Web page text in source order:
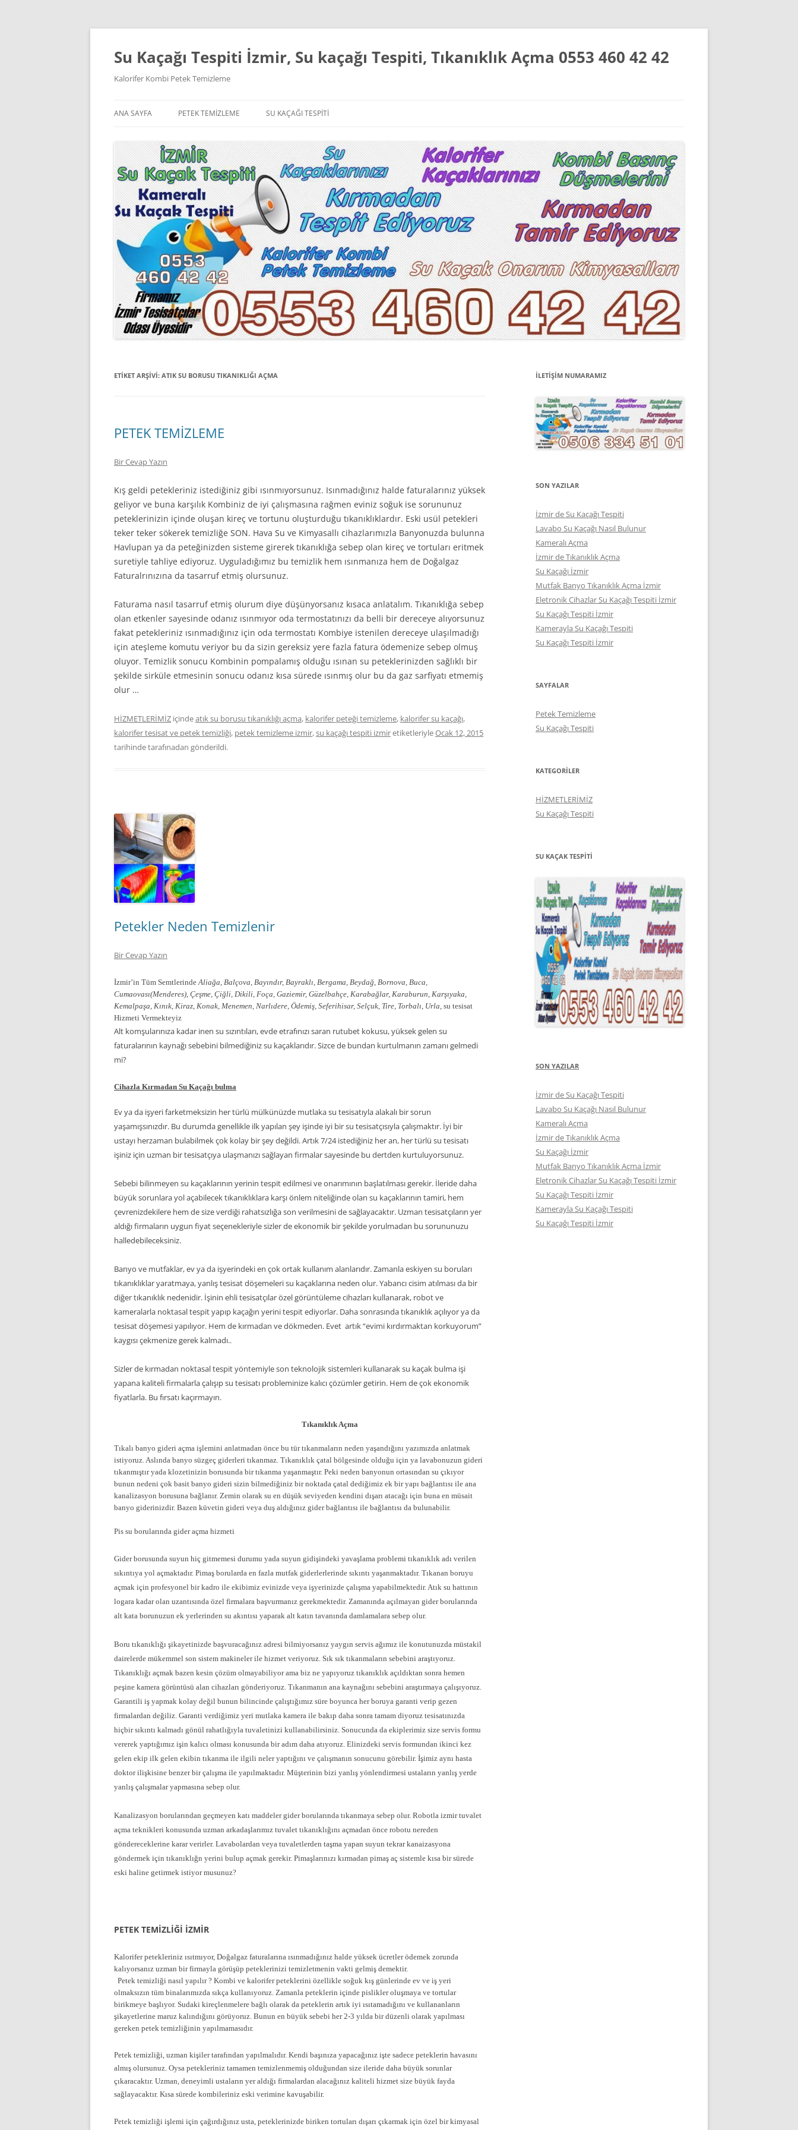
İçeriğe
Su Kaçağı Tespiti İzmir, Su kaçağı Tespiti, Tıkanıklık Açma 0553 460 42 42
Kalorifer Kombi Petek Temizleme
ANA SAYFA PETEK TEMIZLEME SU KAÇAĞI TESPITI
ETIKET ARŞIVI: ATIK SU BORUSU TIKANIKLIĞI AÇMA
PETEK TEMİZLEME
Bir Cevap Yazın
Kış geldi petekleriniz istediğiniz gibi ısınmıyorsunuz. Isınmadığınız halde faturalarınız yüksek
geliyor ve buna karşılık Kombiniz de iyi çalışmasına rağmen eviniz soğuk ise sorununuz
peteklerinizin içinde oluşan kireç ve tortunu oluşturduğu tıkanıklıklardır. Eski usül petekleri
teker teker sökerek temizliğe SON. Hava Su ve Kimyasallı cihazlarımızla Banyonuzda bulunna
Havlupan ya da peteğinizden sisteme girerek tıkanıklığa sebep olan kireç ve tortuları eritmek
suretiyle tahliye ediyoruz. Uyguladığımız bu temizlik hem ısınmanıza hem de Doğalgaz
Faturalrınızına da tasarruf etmiş olursunuz.
Faturama nasıl tasarruf etmiş olurum diye düşünyorsanız kısaca anlatalım. Tıkanıklığa sebep
olan etkenler sayesinde odanız ısınmıyor oda termostatınızı da belli bir dereceye alıyorsunuz
fakat petekleriniz ısınmadığınız için oda termostatı Kombiye istenilen dereceye ulaşılmadığı
için ateşleme komutu veriyor bu da sizin gereksiz yere fazla fatura ödemenize sebep olmuş
oluyor. Temizlik sonucu Kombinin pompalamış olduğu ısınan su peteklerinizden sağlıklı bir
şekilde sirküle etmesinin sonucu odanız kısa sürede ısınmış olur bu da gaz sarfiyatı etmemiş
olur …
HİZMETLERİMİZ içindeatık su borusu tıkanıklığı açma, kalorifer peteği temizleme, kalorifer su kaçağı,
kalorifer tesisat ve petek temizliği, petek temizleme izmir,su kaçağı tespiti izmiretiketleriyleOcak 12, 2015
tarihindetarafınadan gönderildi.
Petekler Neden Temizlenir
Bir Cevap Yazın
İzmir’in Tüm SemtlerindeAliağa, Balçova, Bayındır, Bayraklı, Bergama, Beydağ, Bornova, Buca,
Cumaovası(Menderes), Çeşme, Çiğli, Dikili, Foça, Gaziemir, Güzelbahçe, Karabağlar, Karaburun, Karşıyaka,
Kemalpaşa, Kınık, Kiraz, Konak, Menemen, Narlıdere, Ödemiş, Seferihisar, Selçuk, Tire, Torbalı, Urla, su tesisat
Hizmeti Vermekteyiz
Alt komşularınıza kadar inen su sızıntıları, evde etrafınızı saran rutubet kokusu, yüksek gelen su
faturalarının kaynağı sebebini bilmediğiniz su kaçaklarıdır. Sizce de bundan kurtulmanın zamanı gelmedi
mi?
Cihazla Kırmadan Su Kaçağı bulma
Ev ya da işyeri farketmeksizin her türlü mülkünüzde mutlaka su tesisatıyla alakalı bir sorun
yaşamışsınızdır. Bu durumda genellikle ilk yapılan şey işinde iyi bir su tesisatçısıyla çalışmaktır. İyi bir
ustayı herzaman bulabilmek çok kolay bir şey değildi. Artık 7/24 istediğiniz her an, her türlü su tesisatı
işiniz için uzman bir tesisatçıya ulaşmanızı sağlayan firmalar sayesinde bu dertden kurtuluyorsunuz.
Sebebi bilinmeyen su kaçaklarının yerinin tespit edilmesi ve onarımının başlatılması gerekir. İleride daha
büyük sorunlara yol açabilecek tıkanıklıklara karşı önlem niteliğinde olan su kaçaklarının tamiri, hem
çevrenizdekilere hem de size verdiği rahatsızlığa son verilmesini de sağlayacaktır. Uzman tesisatçıların yer
aldığı firmaların uygun fiyat seçenekleriyle sizler de ekonomik bir şekilde yorulmadan bu sorununuzu
halledebileceksiniz.
Banyo ve mutfaklar, ev ya da işyerindeki en çok ortak kullanım alanlarıdır. Zamanla eskiyen su boruları
tıkanıklıklar yaratmaya, yanlış tesisat döşemeleri su kaçaklarına neden olur. Yabancı cisim atılması da bir
diğer tıkanıklık nedenidir. İşinin ehli tesisatçılar özel görüntüleme cihazları kullanarak, robot ve
kameralarla noktasal tespit yapıp kaçağın yerini tespit ediyorlar. Daha sonrasında tıkanıklık açılıyor ya da
tesisat döşemesi yapılıyor. Hem de kırmadan ve dökmeden. Evet artık “evimi kırdırmaktan korkuyorum”
kaygısı çekmenize gerek kalmadı..
Sizler de kırmadan noktasal tespit yöntemiyle son teknolojik sistemleri kullanarak su kaçak bulma işi
yapana kaliteli firmalarla çalışıp su tesisatı probleminize kalıcı çözümler getirin. Hem de çok ekonomik
fiyatlarla. Bu fırsatı kaçırmayın.
Tıkanıklık Açma
Tıkalı banyo gideri açma işlemini anlatmadan önce bu tür tıkanmaların neden yaşandığını yazımızda anlatmak
istiyoruz. Aslında banyo süzgeç giderleri tıkanmaz. Tıkanıklık çatal bölgesinde olduğu için ya lavabonuzun gideri
tıkanmıştır yada klozetinizin borusunda bir tıkanma yaşanmaştır. Peki neden banyonun ortasından su çıkıyor
bunun nedeni çok basit banyo gideri sizin bilmediğiniz bir noktada çatal dediğimiz ek bir yapı bağlantısı ile ana
kanalizasyon borusuna bağlanır. Zemin olarak su en düşük seviyeden kendini dışarı atacağı için buna en müsait
banyo giderinizdir. Bazen küvetin gideri veya duş aldığınız gider bağlantısı ile bağlantısı da bulunabilir.
Pis su borularında gider açma hizmeti
Gider borusunda suyun hiç gitmemesi durumu yada suyun gidişindeki yavaşlama problemi tıkanıklık adı verilen
sıkıntıya yol açmaktadır. Pimaş borularda en fazla mutfak giderlerlerinde sıkıntı yaşanmaktadır. Tıkanan boruyu
açmak için profesyonel bir kadro ile ekibimiz evinizde veya işyerinizde çalışma yapabilmektedir. Atık su hattının
logara kadar olan uzantısında özel firmalara başvurmanız gerekmektedir. Zamanında açılmayan gider borularında
alt kata borunuzun ek yerlerinden su akıntısı yaparak alt katın tavanında damlamalara sebep olur.
Boru tıkanıklığı şikayetinizde başvuracağınız adresi bilmiyorsanız yaygın servis ağımız ile konutunuzda müstakil
dairelerde mükemmel son sistem makineler ile hizmet veriyoruz. Sık sık tıkanmaların sebebini araştıyoruz.
Tıkanıklığı açmak bazen kesin çözüm olmayabiliyor ama biz ne yapıyoruz tıkanıklık açıldıktan sonra hemen
peşine kamera görüntüsü alan cihazları gönderiyoruz. Tıkanmanın ana kaynağını sebebini araştırmaya çalışıyoruz.
Garantili iş yapmak kolay değil bunun bilincinde çalıştığımız süre boyunca her boruya garanti verip gezen
firmalardan değiliz. Garanti verdiğimiz yeri mutlaka kamera ile bakıp daha sonra tamam diyoruz tesisatınızda
hiçbir sıkıntı kalmadı gönül rahatlığıyla tuvaletinizi kullanabilirsiniz. Sonucunda da ekiplerimiz size servis formu
vererek yaptığımız işin kalıcı olması konusunda bir adım daha atıyoruz. Elinizdeki servis formundan ikinci kez
gelen ekip ilk gelen ekibin tıkanma ile ilgili neler yaptığını ve çalışmanın sonucunu görebilir. İşimiz aynı hasta
doktor ilişkisine benzer bir çalışma ile yapılmaktadır. Müşterinin bizi yanlış yönlendirmesi ustaların yanlış yerde
yanlış çalışmalar yapmasına sebep olur.
Kanalizasyon borularından geçmeyen katı maddeler gider borularında tıkanmaya sebep olur. Robotla izmir tuvalet
açma teknikleri konusunda uzman arkadaşlarımız tuvalet tıkanıklığını açmadan önce robotu nereden
göndereceklerine karar verirler. Lavabolardan veya tuvaletlerden taşma yapan suyun tekrar kanaizasyona
göndermek için tıkanıklığn yerini bulup açmak gerekir. Pimaşlarınızı kırmadan pimaş aç sistemle kısa bir sürede
eski haline getirmek istiyor musunuz?
PETEK TEMİZLİĞİ İZMİR
Kalorifer petekleriniz ısıtmıyor, Doğalgaz faturalarına ısınmadığınız halde yüksek ücretler ödemek zorunda
kalıyorsanız uzman bir firmayla görüşüp peteklerinizi temizletmenin vakti gelmiş demektir.
Petek temizliği nasıl yapılır ? Kombi ve kalorifer peteklerini özellikle soğuk kış günlerinde ev ve iş yeri
olmaksızın tüm binalarımızda sıkça kullanıyoruz. Zamanla peteklerin içinde pislikler oluşmaya ve tortular
birikmeye başlıyor. Sudaki kireçlenmelere bağlı olarak da peteklerin artık iyi ısıtamadığını ve kullananların
şikayetlerine maruz kalındığını görüyoruz. Bunun en büyük sebebi her 2-3 yılda bir düzenli olarak yapılması
gereken petek temizliğinin yapılmamasıdır.
Petek temizliği, uzman kişiler tarafından yapılmalıdır. Kendi başınıza yapacağınız işte sadece peteklerin havasını
almış olursunuz. Oysa petekleriniz tamamen temizlenmemiş olduğundan size ileride daha büyük sorunlar
çıkaracaktır. Uzman, deneyimli ustaların yer aldığı firmalardan alacağınız kaliteli hizmet size büyük fayda
sağlayacaktır. Kısa sürede kombileriniz eski verimine kavuşabilir.
Petek temizliği işlemi için çağırdığınız usta, peteklerinizde biriken tortuları dışarı çıkarmak için özel bir kimyasal
İLETİŞİM NUMARAMIZ
SON YAZILAR
İzmir de Su Kaçağı Tespiti
Lavabo Su Kaçağı Nasıl Bulunur
Kameralı Açma
İzmir de Tıkanıklık Açma
Su Kaçağı İzmir
Mutfak Banyo Tıkanıklık Açma İzmir
Eletronik Cihazlar Su Kaçağı Tespiti İzmir
Su Kaçağı Tespiti İzmir
Kamerayla Su Kaçağı Tespiti
Su Kaçağı Tespiti İzmir
SAYFALAR
Petek Temizleme
Su Kaçağı Tespiti
KATEGORILER
HİZMETLERİMİZ
Su Kaçağı Tespiti
SU KAÇAK TESPITI
SON YAZILAR
İzmir de Su Kaçağı Tespiti
Lavabo Su Kaçağı Nasıl Bulunur
Kameralı Açma
İzmir de Tıkanıklık Açma
Su Kaçağı İzmir
Mutfak Banyo Tıkanıklık Açma İzmir
Eletronik Cihazlar Su Kaçağı Tespiti İzmir
Su Kaçağı Tespiti İzmir
Kamerayla Su Kaçağı Tespiti
Su Kaçağı Tespiti İzmir